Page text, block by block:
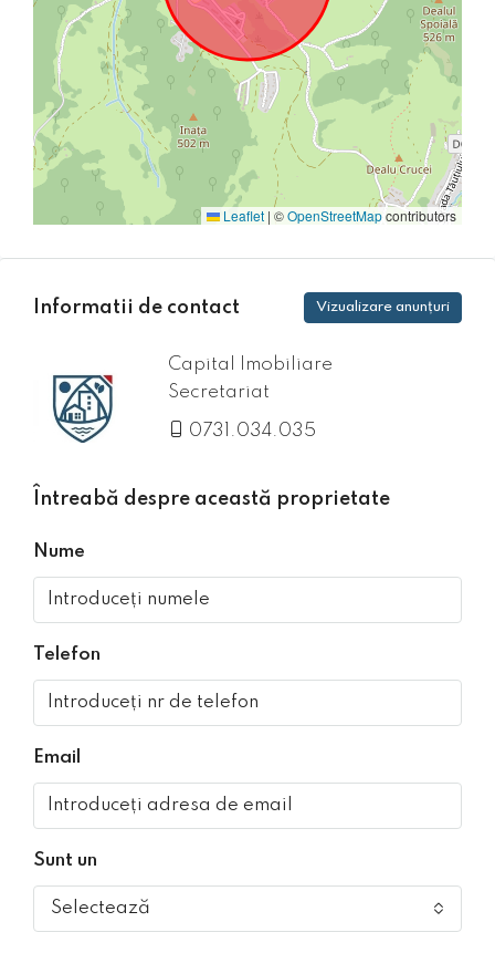
Leaflet | ©OpenStreetMapcontributors
Informatii de contact Vizualizare anunțuri
Capital Imobiliare
Secretariat
0731.034.035
Întreabă despre această proprietate
Nume
Telefon
Email
Sunt un
Selectează